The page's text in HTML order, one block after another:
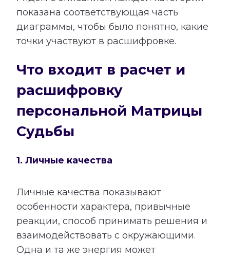
показана соответствующая часть
диаграммы, чтобы было понятно, какие
точки участвуют в расшифровке.
Что входит в расчет и
расшифровку
персональной Матрицы
Судьбы
1. Личные качества
Личные качества показывают
особенности характера, привычные
реакции, способ принимать решения и
взаимодействовать с окружающими.
Одна и та же энергия может